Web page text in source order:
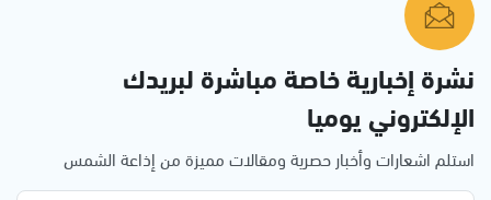
نشرة إخبارية خاصة مباشرة لبريدك
الإلكتروني يوميا
استلم اشعارات وأخبار حصرية ومقالات مميزة من إذاعة الشمس